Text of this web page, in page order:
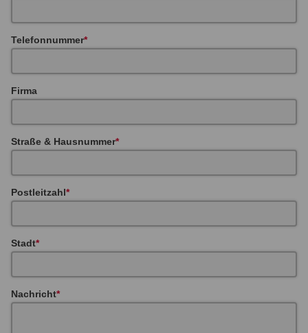
Telefonnummer
Firma
Straße & Hausnummer
Postleitzahl
Stadt
Nachricht